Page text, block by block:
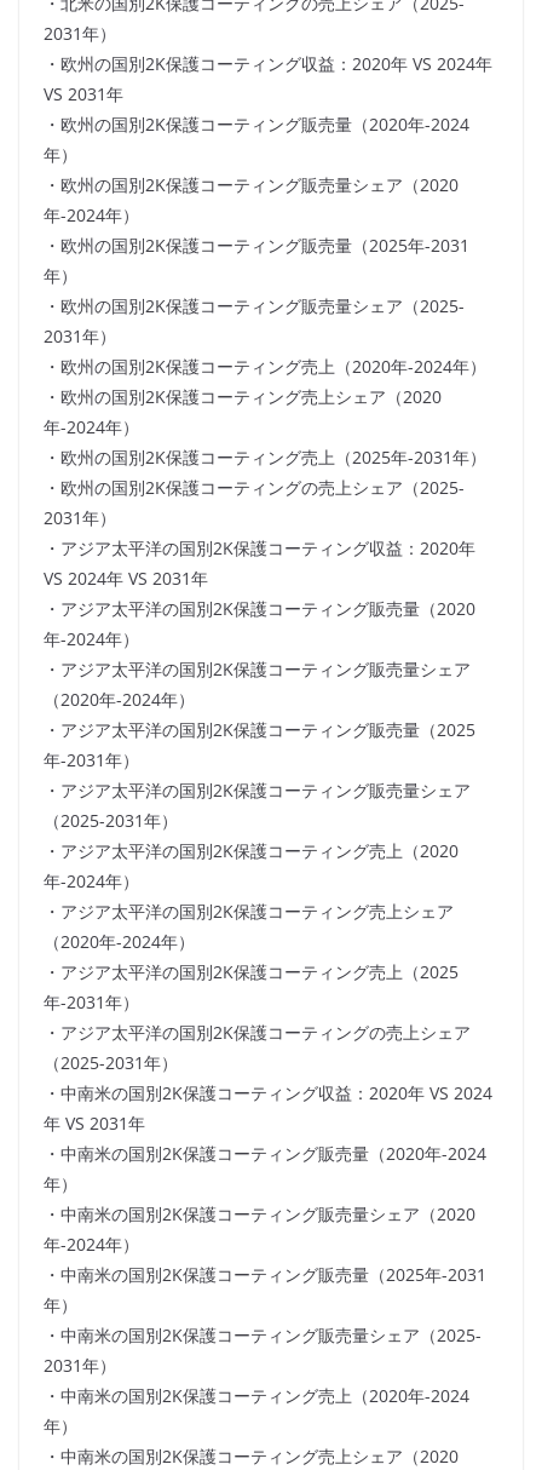
2031年）
・欧州の国別2K保護コーティング収益：2020年 VS 2024年
VS 2031年
・欧州の国別2K保護コーティング販売量（2020年-2024
年）
・欧州の国別2K保護コーティング販売量シェア（2020
年-2024年）
・欧州の国別2K保護コーティング販売量（2025年-2031
年）
・欧州の国別2K保護コーティング販売量シェア（2025-
2031年）
・欧州の国別2K保護コーティング売上（2020年-2024年）
・欧州の国別2K保護コーティング売上シェア（2020
年-2024年）
・欧州の国別2K保護コーティング売上（2025年-2031年）
・欧州の国別2K保護コーティングの売上シェア（2025-
2031年）
・アジア太平洋の国別2K保護コーティング収益：2020年
VS 2024年 VS 2031年
・アジア太平洋の国別2K保護コーティング販売量（2020
年-2024年）
・アジア太平洋の国別2K保護コーティング販売量シェア
（2020年-2024年）
・アジア太平洋の国別2K保護コーティング販売量（2025
年-2031年）
・アジア太平洋の国別2K保護コーティング販売量シェア
（2025-2031年）
・アジア太平洋の国別2K保護コーティング売上（2020
年-2024年）
・アジア太平洋の国別2K保護コーティング売上シェア
（2020年-2024年）
・アジア太平洋の国別2K保護コーティング売上（2025
年-2031年）
・アジア太平洋の国別2K保護コーティングの売上シェア
（2025-2031年）
・中南米の国別2K保護コーティング収益：2020年 VS 2024
年 VS 2031年
・中南米の国別2K保護コーティング販売量（2020年-2024
年）
・中南米の国別2K保護コーティング販売量シェア（2020
年-2024年）
・中南米の国別2K保護コーティング販売量（2025年-2031
年）
・中南米の国別2K保護コーティング販売量シェア（2025-
2031年）
・中南米の国別2K保護コーティング売上（2020年-2024
年）
・中南米の国別2K保護コーティング売上シェア（2020